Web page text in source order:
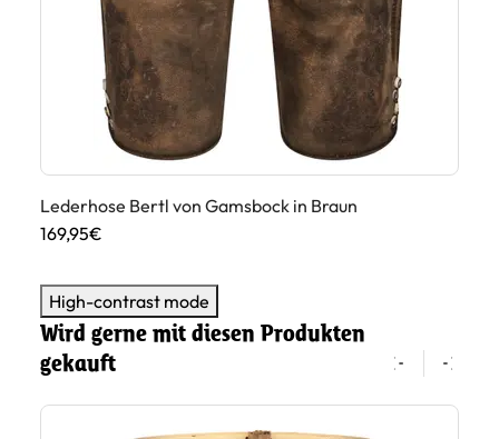
Lederhose Bertl von Gamsbock in Braun
169,95€
High-contrast mode
Wird gerne mit diesen Produkten
gekauft